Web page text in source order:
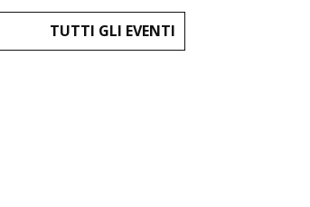
TUTTI GLI EVENTI